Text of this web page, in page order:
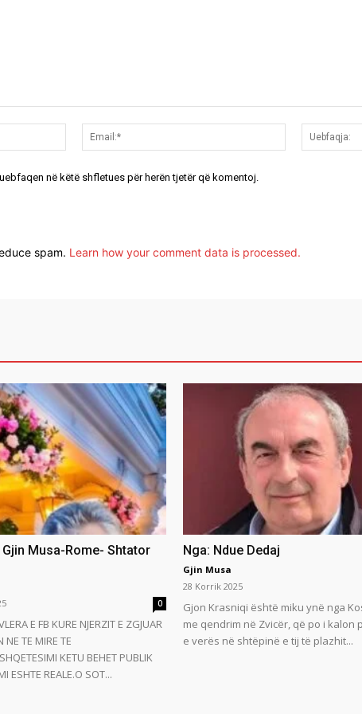
Emri:*
Email:*
në këtë shfletues për herën tjetër që komentoj.
spam. Learn how your comment data is processed.
Musa-Rome- Shtator
0
E FB KURE NJERZIT E ZGJUAR
NE TE MIRE TE
KETU BEHET PUBLIK
ESHTE REALE.O SOT...
Nga: Ndue Dedaj
Gjin Musa
28 Korrik 2025
Gjon Krasniqi është miku ynë nga
me qendrim në Zvicër, që po i kalon
e verës në shtëpinë e tij të plazhit...